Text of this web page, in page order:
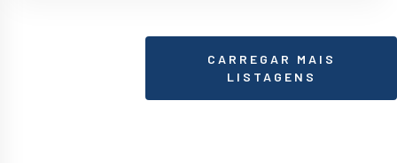
CARREGAR MAIS
LISTAGENS